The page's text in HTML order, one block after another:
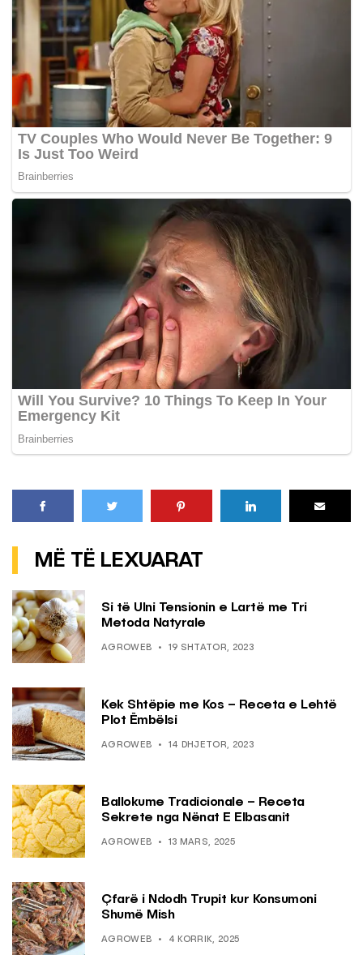
MË TË LEXUARAT
Si të Ulni Tensionin e Lartë me Tri
Metoda Natyrale
AGROWEB 19 SHTATOR, 2023
Kek Shtëpie me Kos – Receta e Lehtë
Plot Ëmbëlsi
AGROWEB 14 DHJETOR, 2023
Ballokume Tradicionale – Receta
Sekrete nga Nënat E Elbasanit
AGROWEB 13 MARS, 2025
Çfarë i Ndodh Trupit kur Konsumoni
Shumë Mish
AGROWEB 4 KORRIK, 2025